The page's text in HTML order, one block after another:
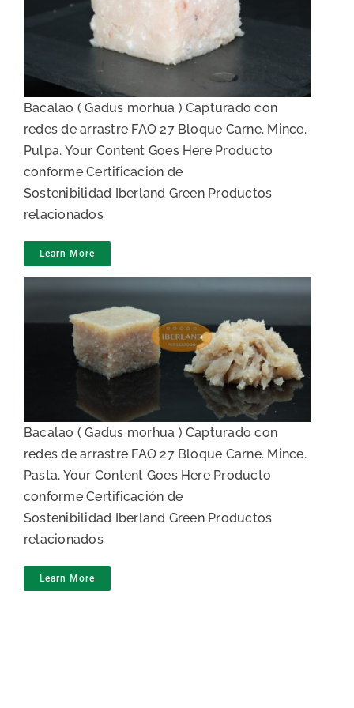
Carne de Bacalao
Bacalao ( Gadus morhua ) Capturado con
redes de arrastre FAO 27 Bloque Carne. Mince.
Pulpa. Your Content Goes Here Producto
conforme Certificación de
Sostenibilidad Iberland Green Productos
relacionados
Learn More
Carne de Bacalao CAT3
Bacalao ( Gadus morhua ) Capturado con
redes de arrastre FAO 27 Bloque Carne. Mince.
Pasta. Your Content Goes Here Producto
conforme Certificación de
Sostenibilidad Iberland Green Productos
relacionados
Learn More